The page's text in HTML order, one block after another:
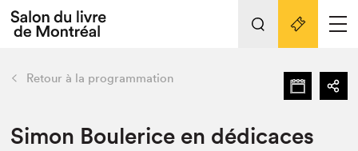
Tout sur l'édition 2022
Actualités
retour Nos activités
Liens pratiques
Retour à la programmation
Simon Boulerice en dédicaces